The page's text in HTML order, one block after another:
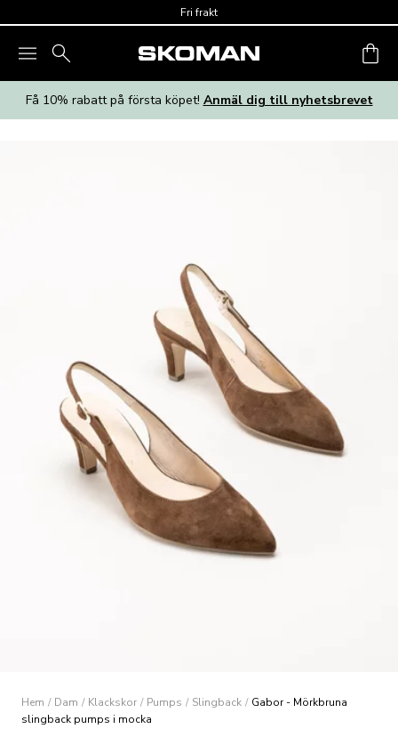
Fri frakt
Få 10% rabatt på första köpet! Anmäl dig till nyhetsbrevet
Hem / Dam / Klackskor / Pumps / Slingback / Gabor - Mörkbruna
slingback pumps i mocka